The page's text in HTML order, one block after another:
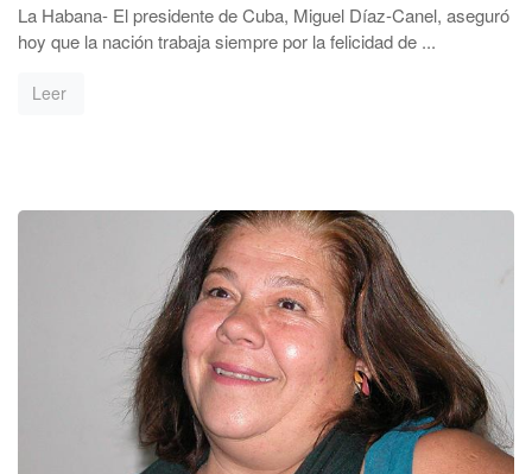
La Habana- El presidente de Cuba, Miguel Díaz-Canel, aseguró
hoy que la nación trabaja siempre por la felicidad de ...
Leer